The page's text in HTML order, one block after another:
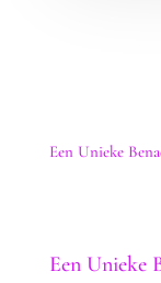
Een Unieke
Een Unieke